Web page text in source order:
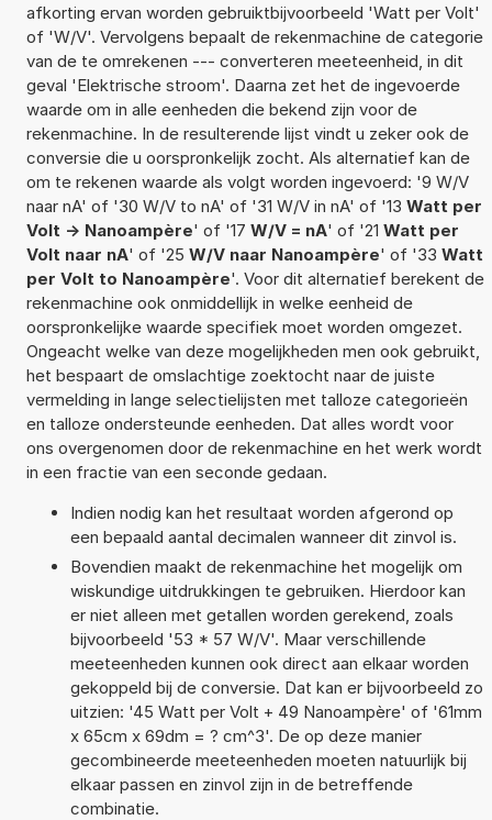
afkorting ervan worden gebruiktbijvoorbeeld 'Watt per Volt'
of 'W/V'. Vervolgens bepaalt de rekenmachine de categorie
van de te omrekenen --- converteren meeteenheid, in dit
geval 'Elektrische stroom'. Daarna zet het de ingevoerde
waarde om in alle eenheden die bekend zijn voor de
rekenmachine. In de resulterende lijst vindt u zeker ook de
conversie die u oorspronkelijk zocht. Als alternatief kan de
om te rekenen waarde als volgt worden ingevoerd: '9 W/V
naar nA' of '30 W/V to nA' of '31 W/V in nA' of '13 Watt per
Volt -> Nanoampère' of '17 W/V = nA' of '21 Watt per
Volt naar nA' of '25 W/V naar Nanoampère' of '33 Watt
per Volt to Nanoampère'. Voor dit alternatief berekent de
rekenmachine ook onmiddellijk in welke eenheid de
oorspronkelijke waarde specifiek moet worden omgezet.
Ongeacht welke van deze mogelijkheden men ook gebruikt,
het bespaart de omslachtige zoektocht naar de juiste
vermelding in lange selectielijsten met talloze categorieën
en talloze ondersteunde eenheden. Dat alles wordt voor
ons overgenomen door de rekenmachine en het werk wordt
in een fractie van een seconde gedaan.
Indien nodig kan het resultaat worden afgerond op
een bepaald aantal decimalen wanneer dit zinvol is.
Bovendien maakt de rekenmachine het mogelijk om
wiskundige uitdrukkingen te gebruiken. Hierdoor kan
er niet alleen met getallen worden gerekend, zoals
bijvoorbeeld '53 * 57 W/V'. Maar verschillende
meeteenheden kunnen ook direct aan elkaar worden
gekoppeld bij de conversie. Dat kan er bijvoorbeeld zo
uitzien: '45 Watt per Volt + 49 Nanoampère' of '61mm
x 65cm x 69dm = ? cm^3'. De op deze manier
gecombineerde meeteenheden moeten natuurlijk bij
elkaar passen en zinvol zijn in de betreffende
combinatie.